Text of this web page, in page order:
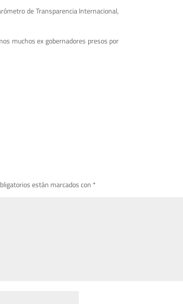
de Transparencia Internacional,
muchos ex gobernadores presos por
están marcados con *